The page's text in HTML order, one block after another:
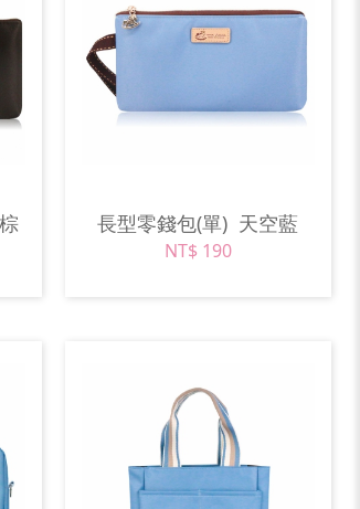
長型零錢包(單) 天空藍
NT$ 190